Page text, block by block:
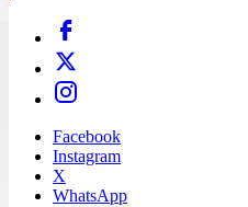
Facebook
Instagram
X
WhatsApp